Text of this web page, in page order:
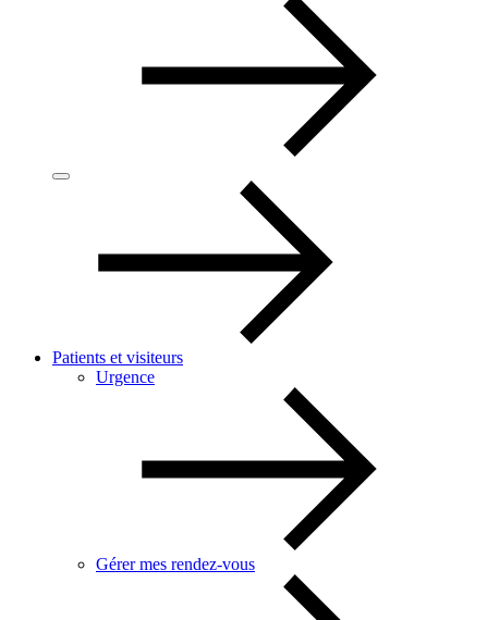
Patients et visiteurs
Urgence
Gérer mes rendez-vous